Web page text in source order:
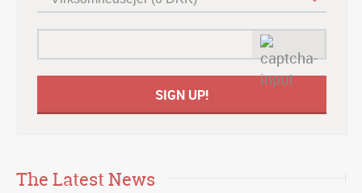
The Latest News